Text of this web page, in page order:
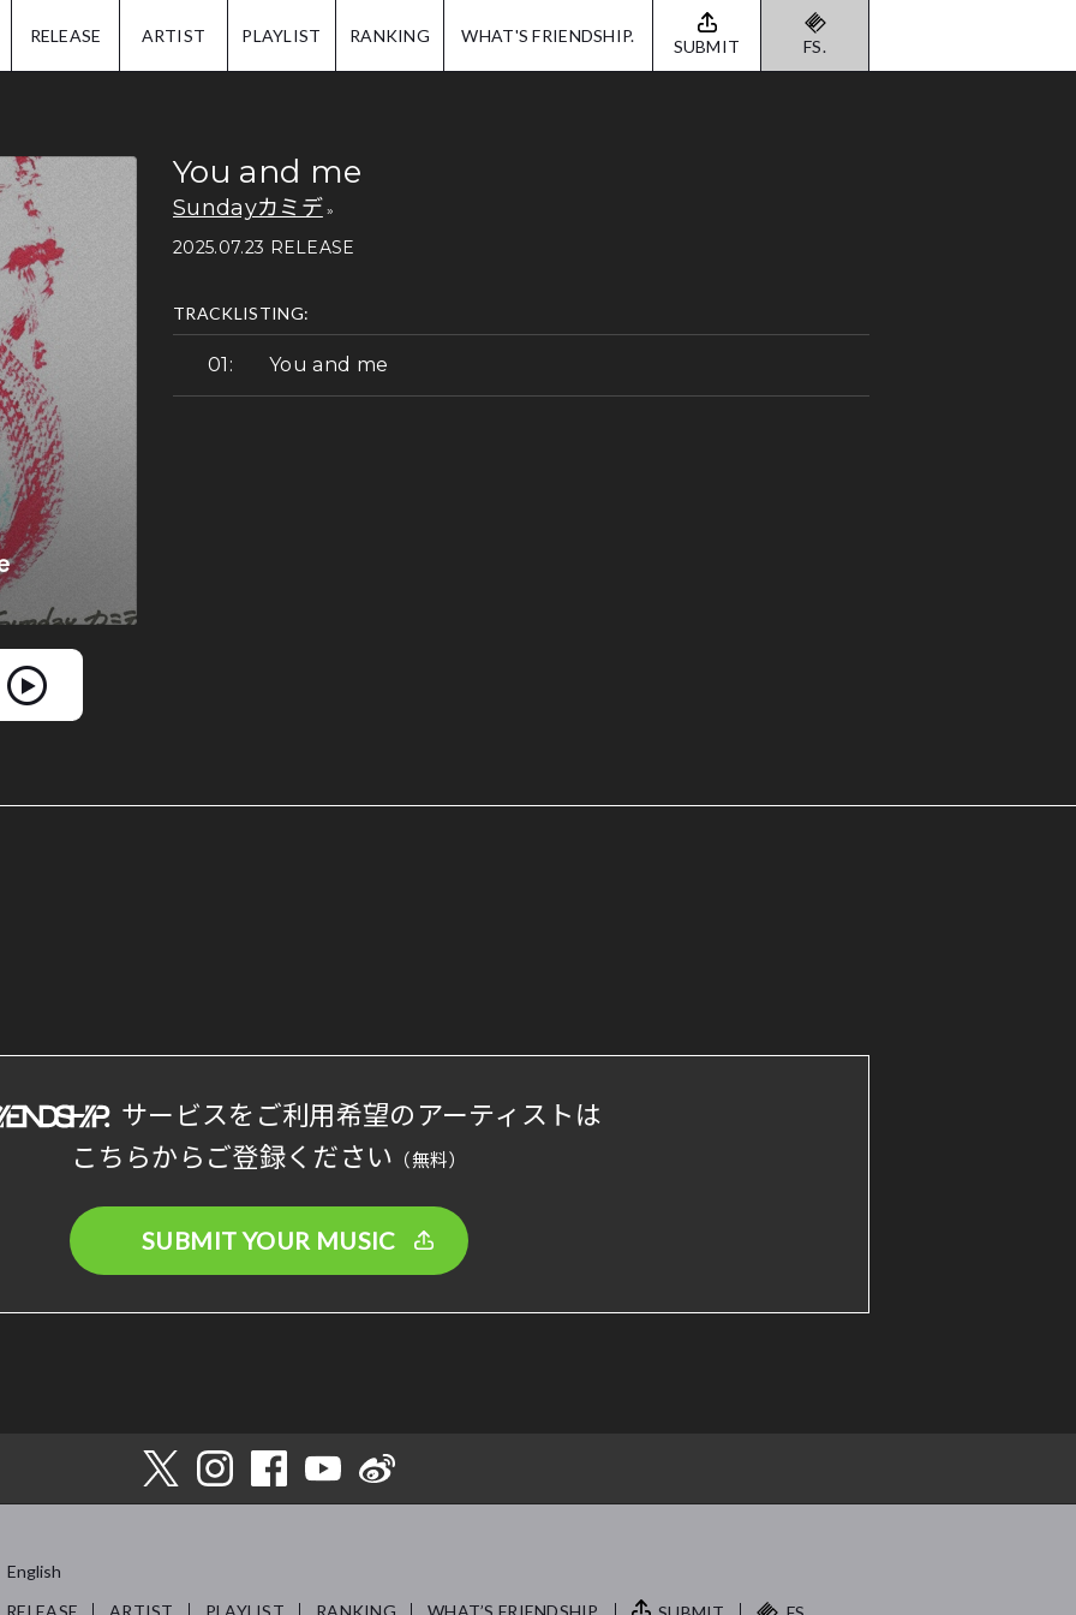
RELEASE ARTIST PLAYLIST RANKING WHAT'S FRIENDSHIP. SUBMIT FS.
You and me
Sundayカミデ
2025.07.23 RELEASE
TRACKLISTING:
You and me
サービスをご利用希望のアーティストは
こちらからご登録ください （無料）
SUBMIT YOUR MUSIC
English
RELEASE ARTIST PLAYLIST RANKING WHAT’S FRIENDSHIP.